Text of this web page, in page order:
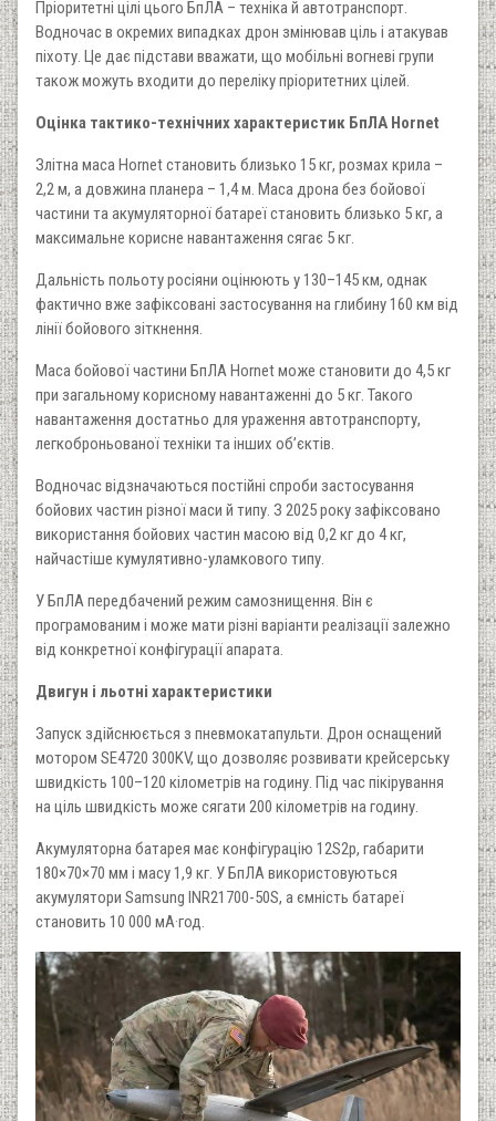
Пріоритетні цілі цього БпЛА – техніка й автотранспорт.
Водночас в окремих випадках дрон змінював ціль і атакував
піхоту. Це дає підстави вважати, що мобільні вогневі групи
також можуть входити до переліку пріоритетних цілей.
Оцінка тактико-технічних характеристик БпЛА Hornet
Злітна маса Hornet становить близько 15 кг, розмах крила –
2,2 м, а довжина планера – 1,4 м. Маса дрона без бойової
частини та акумуляторної батареї становить близько 5 кг, а
максимальне корисне навантаження сягає 5 кг.
Дальність польоту росіяни оцінюють у 130–145 км, однак
фактично вже зафіксовані застосування на глибину 160 км від
лінії бойового зіткнення.
Маса бойової частини БпЛА Hornet може становити до 4,5 кг
при загальному корисному навантаженні до 5 кг. Такого
навантаження достатньо для ураження автотранспорту,
легкоброньованої техніки та інших об’єктів.
Водночас відзначаються постійні спроби застосування
бойових частин різної маси й типу. З 2025 року зафіксовано
використання бойових частин масою від 0,2 кг до 4 кг,
найчастіше кумулятивно-уламкового типу.
У БпЛА передбачений режим самознищення. Він є
програмованим і може мати різні варіанти реалізації залежно
від конкретної конфігурації апарата.
Двигун і льотні характеристики
Запуск здійснюється з пневмокатапульти. Дрон оснащений
мотором SE4720 300KV, що дозволяє розвивати крейсерську
швидкість 100–120 кілометрів на годину. Під час пікірування
на ціль швидкість може сягати 200 кілометрів на годину.
Акумуляторна батарея має конфігурацію 12S2p, габарити
180×70×70 мм і масу 1,9 кг. У БпЛА використовуються
акумулятори Samsung INR21700-50S, а ємність батареї
становить 10 000 мА·год.